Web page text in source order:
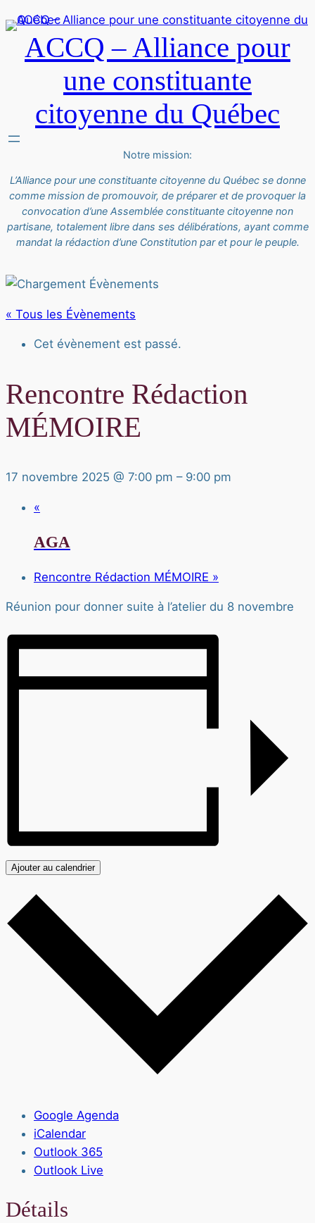
ACCQ – Alliance pour
une constituante
citoyenne du Québec
Notre mission:
L’Alliance pour une constituante citoyenne du Québec se donne
comme mission de promouvoir, de préparer et de provoquer la
convocation d’une Assemblée constituante citoyenne non
partisane, totalement libre dans ses délibérations, ayant comme
mandat la rédaction d’une Constitution par et pour le peuple.
« Tous les Évènements
Cet évènement est passé.
Rencontre Rédaction
MÉMOIRE
17 novembre 2025 @ 7:00 pm – 9:00 pm
«
AGA
Rencontre Rédaction MÉMOIRE »
Réunion pour donner suite à l’atelier du 8 novembre
Ajouter au calendrier
Google Agenda
iCalendar
Outlook 365
Outlook Live
Détails